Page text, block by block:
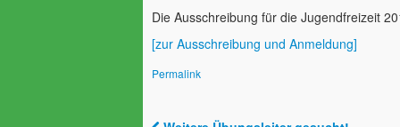
Die Ausschreibung für die Jugendfreizeit
[zur Ausschreibung und Anmeldung]
Permalink